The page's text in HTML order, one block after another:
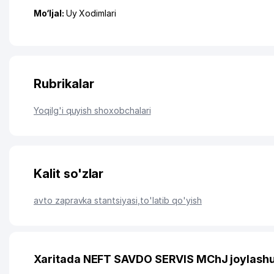
Mo‘ljal: Uy Xodimlari
Rubrikalar
Yoqilg'i quyish shoxobchalari
Kalit so'zlar
avto zapravka stantsiyasi to'latib qo'yish
Xaritada NEFT SAVDO SERVIS MChJ